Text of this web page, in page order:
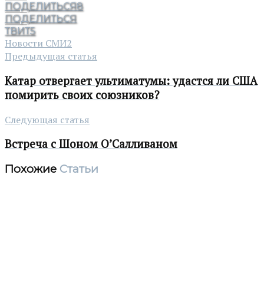
ПОДЕЛИТЬСЯ8
ПОДЕЛИТЬСЯ
ТВИТ5
Новости СМИ2
Предыдущая статья
Катар отвергает ультиматумы: удастся ли США
помирить своих союзников?
Следующая статья
Встреча с Шоном О’Салливаном
Похожие Статьи